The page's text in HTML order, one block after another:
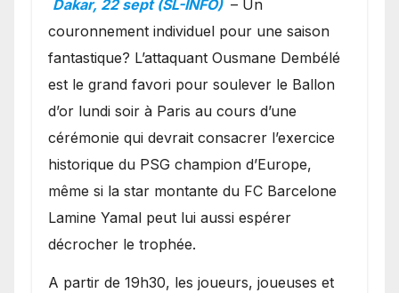
Dakar, 22 sept (SL-INFO) – Un
couronnement individuel pour une saison
fantastique? L’attaquant Ousmane Dembélé
est le grand favori pour soulever le Ballon
d’or lundi soir à Paris au cours d’une
cérémonie qui devrait consacrer l’exercice
historique du PSG champion d’Europe,
même si la star montante du FC Barcelone
Lamine Yamal peut lui aussi espérer
décrocher le trophée.
A partir de 19h30, les joueurs, joueuses et